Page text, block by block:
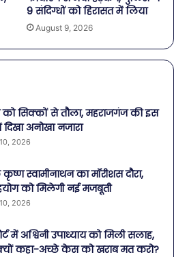
9 संदिग्धों को हिरासत में लिया
August 9, 2026
को सिक्कों से तौला, महराजगंज की इस
अनोखा नजारा
2026
स्वामीनाथन का मॉरीशस दौरा,
को मिलेगी नई मजबूती
2026
में अश्विनी उपाध्याय को मिली सलाह,
कहा-अच्छे केस को खराब मत करो?